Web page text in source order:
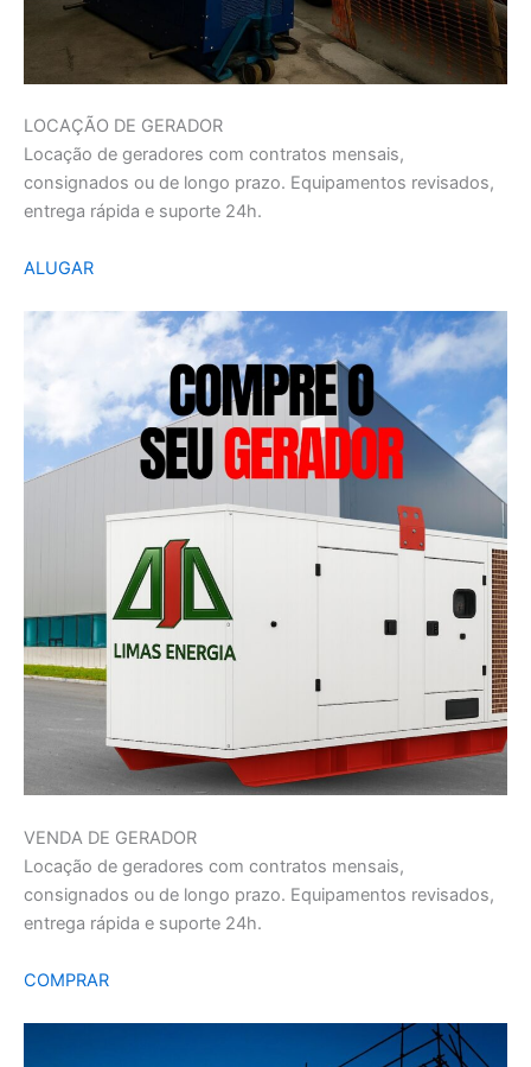
LOCAÇÃO DE GERADOR
Locação de geradores com contratos mensais,
consignados ou de longo prazo. Equipamentos revisados,
entrega rápida e suporte 24h.
ALUGAR
VENDA DE GERADOR
Locação de geradores com contratos mensais,
consignados ou de longo prazo. Equipamentos revisados,
entrega rápida e suporte 24h.
COMPRAR